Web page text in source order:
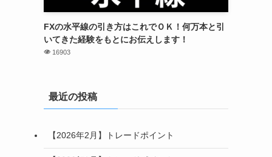
FXの水平線の引き方はこれでＯＫ！何万本と引
いてきた経験をもとにお伝えします！
16903
最近の投稿
【2026年2月】トレードポイント